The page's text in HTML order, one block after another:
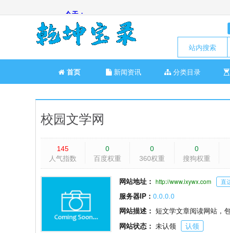
站内搜索
首页 新闻资讯 分类目录
校园文学网
145
人气指数
0
百度权重
0
360权重
0
搜狗权重
网站地址： http://www.ixywx.com 直
服务器IP： 0.0.0.0
网站描述： 短文学文章阅读网站，
网站状态： 未认领
认领